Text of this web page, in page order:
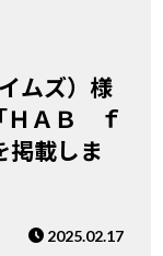
ムズ）様
ＨＡＢ ｆ
掲載しま
2025.02.17